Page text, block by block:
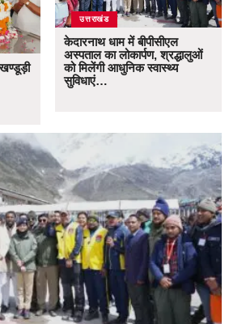
उत्तराखंड
केदारनाथ धाम में बीपीसीएल
अस्पताल का लोकार्पण, श्रद्धालुओं
को मिलेंगी आधुनिक स्वास्थ्य
सुविधाएं…